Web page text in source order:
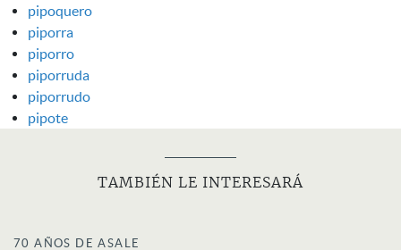
pipoquero
piporra
piporro
piporruda
piporrudo
pipote
TAMBIÉN LE INTERESARÁ
70 AÑOS DE ASALE